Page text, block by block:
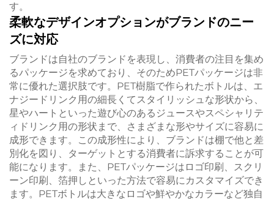
す。
柔軟なデザインオプションがブランドのニー
ズに対応
ブランドは自社のブランドを表現し、消費者の注目を集め
るパッケージを求めており、そのためPETパッケージは非
常に優れた選択肢です。PET樹脂で作られたボトルは、エ
ナジードリンク用の細長くてスタイリッシュな形状から、
星やハートといった遊び心のあるジュースやスペシャリテ
ィドリンク用の形状まで、さまざまな形やサイズに容易に
成形できます。この成形性により、ブランドは棚で他と差
別化を図り、ターゲットとする消費者に訴求することが可
能になります。また、PETパッケージはロゴ印刷、スクリ
ーン印刷、箔押しといった方法で容易にカスタマイズでき
ます。PETボトルは大きなロゴや鮮やかなカラーなど独自